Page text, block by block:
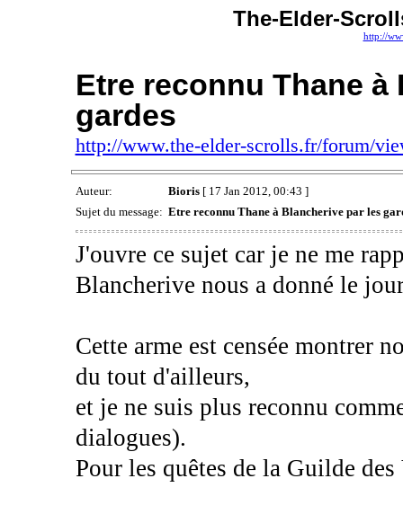
The-Elder-
http://
Etre reconnu Thane
gardes
http://www.the-elder-scrolls.fr/forum/
Auteur: Bioris[ 17 Jan 2012, 00:43 ]
Sujet du message: Etre reconnu Thane à Blancherive par les
J'ouvre ce sujet car je ne me
Blancherive nous a donné le
Cette arme est censée montrer
du tout d'ailleurs,
et je ne suis plus reconnu
dialogues).
Pour les quêtes de la Guilde